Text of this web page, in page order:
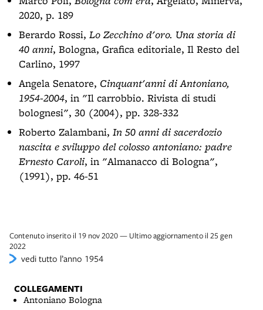
2020, p. 189
Berardo Rossi, Lo Zecchino d'oro. Una storia di
40 anni, Bologna, Grafica editoriale, Il Resto del
Carlino, 1997
Angela Senatore, Cinquant'anni di Antoniano,
1954-2004, in "Il carrobbio. Rivista di studi
bolognesi", 30 (2004), pp. 328-332
Roberto Zalambani, In 50 anni di sacerdozio
nascita e sviluppo del colosso antoniano: padre
Ernesto Caroli, in "Almanacco di Bologna",
(1991), pp. 46-51
Contenuto inserito il 19 nov 2020 — Ultimo aggiornamento il 25 gen
2022
vedi tutto l’anno 1954
COLLEGAMENTI
Antoniano Bologna